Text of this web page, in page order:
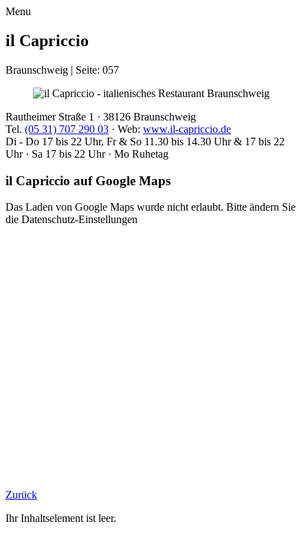
Menu
il Capriccio
Braunschweig | Seite: 057
Rautheimer Straße 1 · 38126 Braunschweig
Tel. (05 31) 707 290 03 · Web: www.il-capriccio.de
Di - Do 17 bis 22 Uhr, Fr & So 11.30 bis 14.30 Uhr & 17 bis 22
Uhr · Sa 17 bis 22 Uhr · Mo Ruhetag
il Capriccio auf Google Maps
Das Laden von Google Maps wurde nicht erlaubt. Bitte ändern Sie
die Datenschutz-Einstellungen
Zurück
Ihr Inhaltselement ist leer.